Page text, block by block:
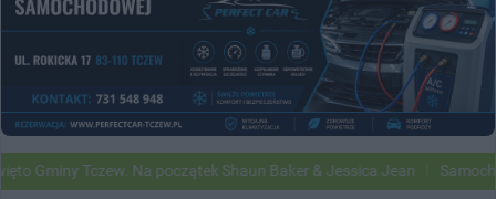
Gminy Tczew. Na początek Shaun Baker & Jessica Jean